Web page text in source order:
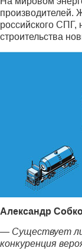
производителей.
российского СПГ,
строительства
Александр
— Существует
конкуренция